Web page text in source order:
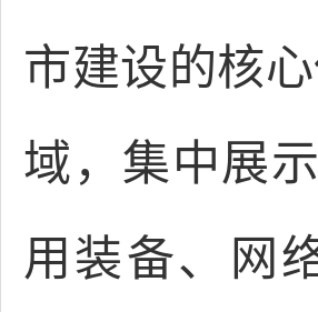
市建设的核
域，集中展
用装备、网